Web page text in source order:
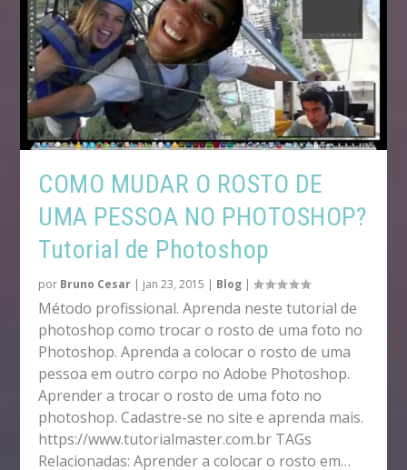
COMO MUDAR O ROSTO DE
UMA PESSOA NO PHOTOSHOP?
Tutorial de Photoshop
por Bruno Cesar | jan 23, 2015 | Blog |
Método profissional. Aprenda neste tutorial de
photoshop como trocar o rosto de uma foto no
Photoshop. Aprenda a colocar o rosto de uma
pessoa em outro corpo no Adobe Photoshop.
Aprender a trocar o rosto de uma foto no
photoshop. Cadastre-se no site e aprenda mais.
https://www.tutorialmaster.com.br TAGs
Relacionadas: Aprender a colocar o rosto em…